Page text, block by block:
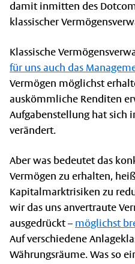
damit inmitten des
klassischer
Klassische
für uns auch das
Vermögen möglichst
auskömmliche Renditen
Aufgabenstellung hat sich
verändert.
Aber was bedeutet das
Vermögen zu erhalten,
Kapitalmarktrisiken zu
wir das uns anvertraute
ausgedrückt – möglichst
Auf verschiedene
Währungsräume. Was so